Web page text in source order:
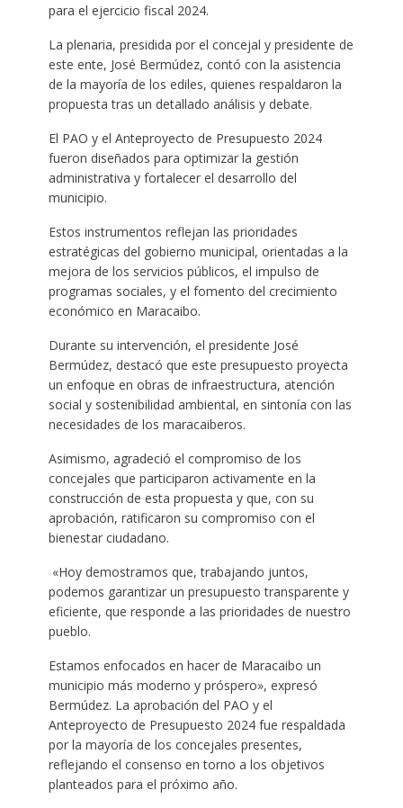
para el ejercicio fiscal 2024.
La plenaria, presidida por el concejal y presidente de
este ente, José Bermúdez, contó con la asistencia
de la mayoría de los ediles, quienes respaldaron la
propuesta tras un detallado análisis y debate.
El PAO y el Anteproyecto de Presupuesto 2024
fueron diseñados para optimizar la gestión
administrativa y fortalecer el desarrollo del
municipio.
Estos instrumentos reflejan las prioridades
estratégicas del gobierno municipal, orientadas a la
mejora de los servicios públicos, el impulso de
programas sociales, y el fomento del crecimiento
económico en Maracaibo.
Durante su intervención, el presidente José
Bermúdez, destacó que este presupuesto proyecta
un enfoque en obras de infraestructura, atención
social y sostenibilidad ambiental, en sintonía con las
necesidades de los maracaiberos.
Asimismo, agradeció el compromiso de los
concejales que participaron activamente en la
construcción de esta propuesta y que, con su
aprobación, ratificaron su compromiso con el
bienestar ciudadano.
«Hoy demostramos que, trabajando juntos,
podemos garantizar un presupuesto transparente y
eficiente, que responde a las prioridades de nuestro
pueblo.
Estamos enfocados en hacer de Maracaibo un
municipio más moderno y próspero», expresó
Bermúdez. La aprobación del PAO y el
Anteproyecto de Presupuesto 2024 fue respaldada
por la mayoría de los concejales presentes,
reflejando el consenso en torno a los objetivos
planteados para el próximo año.